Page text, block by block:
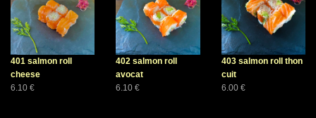
401 salmon roll
cheese
6.10 €
402 salmon roll
avocat
6.10 €
403 salmon roll thon
cuit
6.00 €